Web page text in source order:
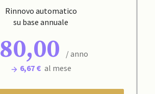
Rinnovo automatico
su base annuale
80,00
/ anno
6,67 € al mese